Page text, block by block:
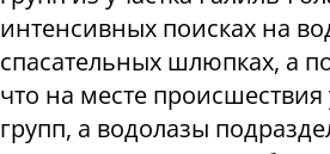
интенсивных поисках на
спасательных шлюпках, а
что на месте
групп, а водолазы